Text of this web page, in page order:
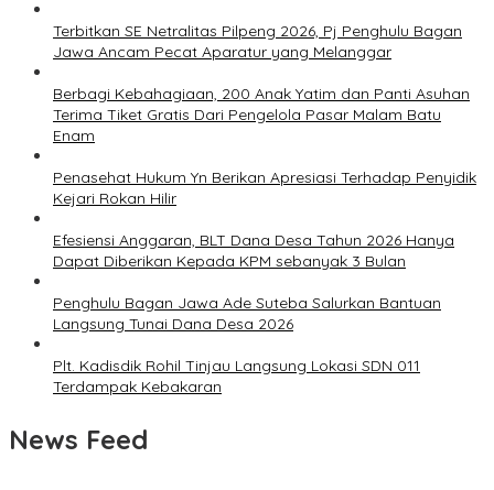
Terbitkan SE Netralitas Pilpeng 2026, Pj Penghulu Bagan
Jawa Ancam Pecat Aparatur yang Melanggar
Berbagi Kebahagiaan, 200 Anak Yatim dan Panti Asuhan
Terima Tiket Gratis Dari Pengelola Pasar Malam Batu
Enam
Penasehat Hukum Yn Berikan Apresiasi Terhadap Penyidik
Kejari Rokan Hilir
Efesiensi Anggaran, BLT Dana Desa Tahun 2026 Hanya
Dapat Diberikan Kepada KPM sebanyak 3 Bulan
Penghulu Bagan Jawa Ade Suteba Salurkan Bantuan
Langsung Tunai Dana Desa 2026
Plt. Kadisdik Rohil Tinjau Langsung Lokasi SDN 011
Terdampak Kebakaran
News Feed